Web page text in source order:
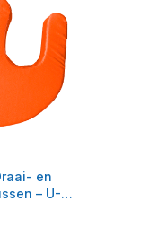
en
– U-
PU –